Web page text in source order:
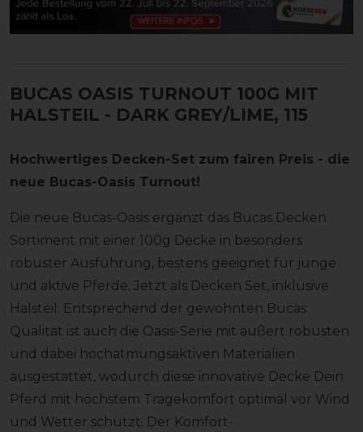
BUCAS OASIS TURNOUT 100G MIT
HALSTEIL - DARK GREY/LIME, 115
Hochwertiges Decken-Set zum fairen Preis - die
neue Bucas-Oasis Turnout!
Die neue Bucas-Oasis ergänzt das Bucas Decken
Sortiment mit einer 100g Decke in besonders
robuster Ausführung, bestens geeignet für junge
und aktive Pferde. Jetzt als Decken Set, inklusive
Halsteil. Entsprechend der gewohnten Bucas
Qualität ist auch die Oasis-Serie mit äußert robusten
und dabei hochatmungsaktiven Materialien
ausgestattet, wodurch diese innovative Decke Dein
Pferd mit höchstem Tragekomfort optimal vor Wind
und Wetter schützt. Der Komfort-